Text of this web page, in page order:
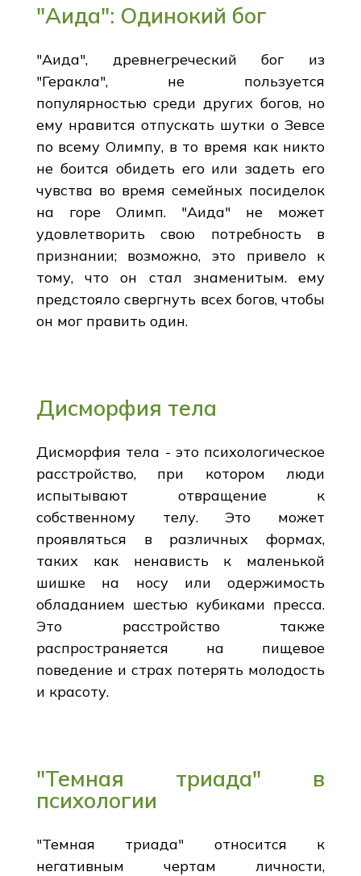
"Аида": Одинокий бог
"Аида", древнегреческий бог из
"Геракла", не пользуется
популярностью среди других богов, но
ему нравится отпускать шутки о Зевсе
по всему Олимпу, в то время как никто
не боится обидеть его или задеть его
чувства во время семейных посиделок
на горе Олимп. "Аида" не может
удовлетворить свою потребность в
признании; возможно, это привело к
тому, что он стал знаменитым. ему
предстояло свергнуть всех богов, чтобы
он мог править один.
Дисморфия тела
Дисморфия тела - это психологическое
расстройство, при котором люди
испытывают отвращение к
собственному телу. Это может
проявляться в различных формах,
таких как ненависть к маленькой
шишке на носу или одержимость
обладанием шестью кубиками пресса.
Это расстройство также
распространяется на пищевое
поведение и страх потерять молодость
и красоту.
"Темная триада" в
психологии
"Темная триада" относится к
негативным чертам личности,